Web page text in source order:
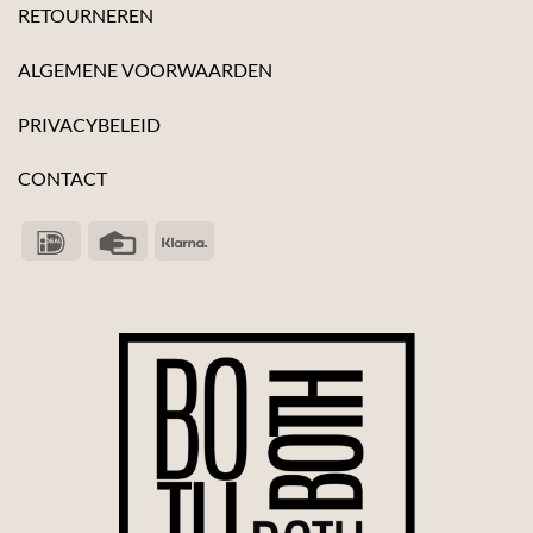
RETOURNEREN
ALGEMENE VOORWAARDEN
PRIVACYBELEID
CONTACT